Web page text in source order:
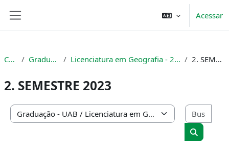
Acessar
Cursos Graduação - UAB Licenciatura em Geografia - 2ª Turma (Setembro de 2023) 2. SEMESTRE 2023
2. SEMESTRE 2023
Categorias de Cursos
Buscar